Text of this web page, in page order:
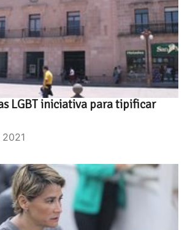
LGBT iniciativa para tipificar